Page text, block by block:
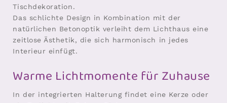
Tischdekoration.
Das schlichte Design in Kombination mit der
natürlichen Betonoptik verleiht dem Lichthaus eine
zeitlose Ästhetik, die sich harmonisch in jedes
Interieur einfügt.
Warme Lichtmomente für Zuhause
In der integrierten Halterung findet eine Kerze oder